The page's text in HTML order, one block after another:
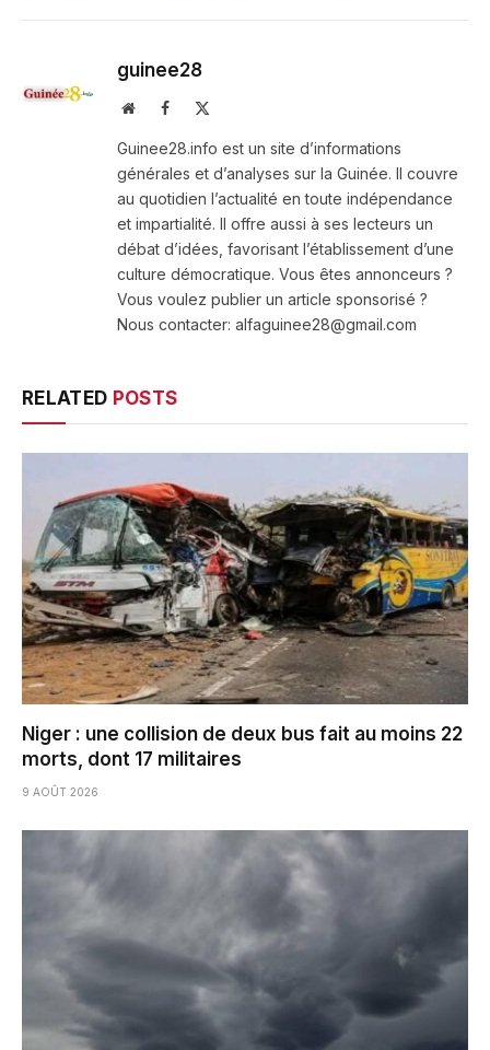
guinee28
WebsiteFacebook
Guinee28.info est un site d’informations
générales et d’analyses sur la Guinée. Il couvre
au quotidien l’actualité en toute indépendance
et impartialité. Il offre aussi à ses lecteurs un
débat d’idées, favorisant l’établissement d’une
culture démocratique. Vous êtes annonceurs ?
Vous voulez publier un article sponsorisé ?
Nous contacter: alfaguinee28@gmail.com
RELATED POSTS
Niger : une collision de deux bus fait au moins 22
morts, dont 17 militaires
9 AOÛT 2026